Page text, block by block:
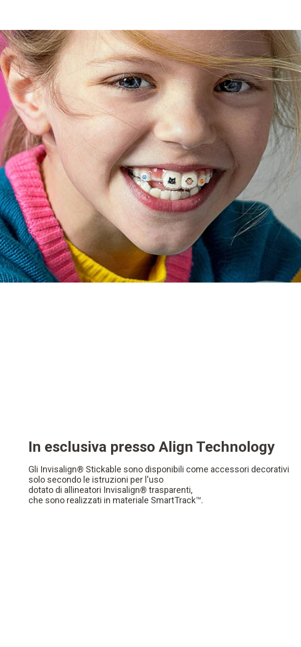
In esclusiva presso Align Technology
Gli Invisalign® Stickable sono disponibili come accessori decorativi
solo secondo le istruzioni per l'uso
dotato di allineatori Invisalign® trasparenti,
che sono realizzati in materiale SmartTrack™.